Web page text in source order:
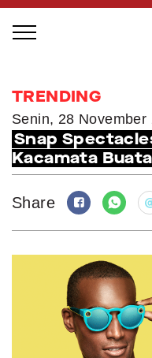
LOCAL GREATNESS
INSPIRING
INSPIRING
INSPIRING PLACES
INSPIRING
TRENDING
EVENTS
MLDPODCAST
TRENDING
Senin, 28 November
Snap
Kacamata
Share